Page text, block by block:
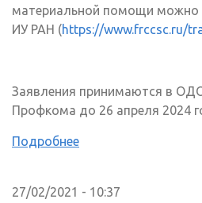
материальной помощи можно
ИУ РАН (https://www.frccsc.ru/
Заявления принимаются в
Профкома до 26 апреля 2024
Подробнее
27/02/2021 - 10:37